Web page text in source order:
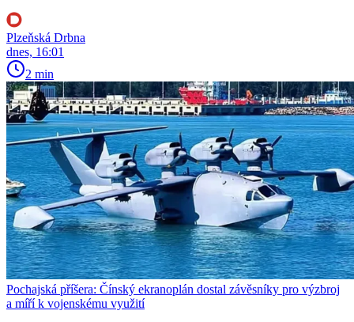
Plzeňská Drbna
dnes, 16:01
2 min
Pochajská příšera: Čínský ekranoplán dostal závěsníky pro výzbroj
a míří k vojenskému využití